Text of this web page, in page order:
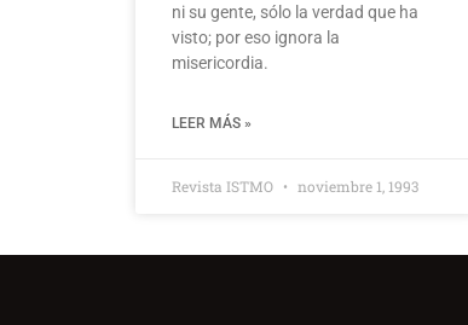
ni su gente, sólo la verdad que ha
visto; por eso ignora la
misericordia.
LEER MÁS »
Revista ISTMO noviembre 1, 1993